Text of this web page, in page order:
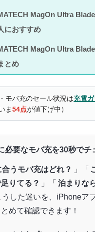
MagOn Ultra
におすすめ
MagOn Ultra
とめ
モバ充のセール状況は充電
ま54点が値下げ中）
必要なモバ充を30秒でチ
合うモバ充はどれ？ 」「
りてる？ 」「 泊まりな
うした迷いを、iPhoneア
とめて確認できます！